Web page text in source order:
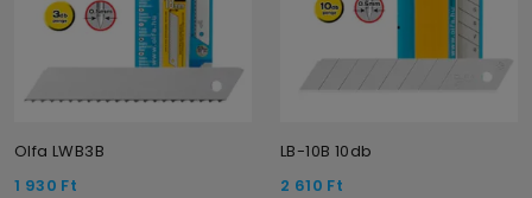
Olfa LWB3B
1 930 Ft
LB-10B 10db
2 610 Ft